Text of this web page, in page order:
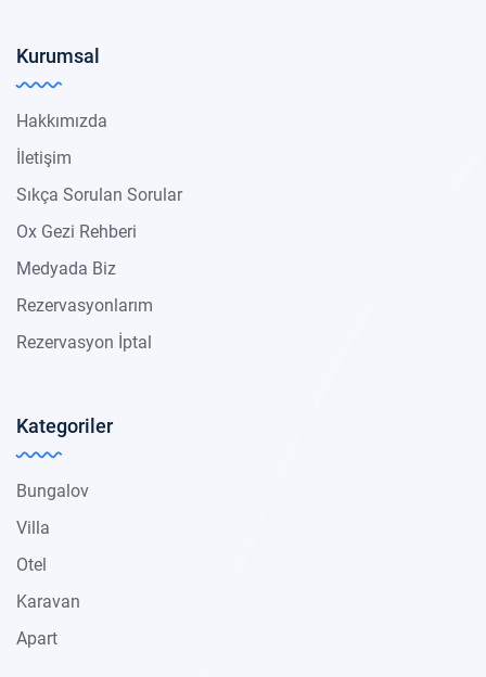
Kurumsal
Hakkımızda
İletişim
Sıkça Sorulan Sorular
Ox Gezi Rehberi
Medyada Biz
Rezervasyonlarım
Rezervasyon İptal
Kategoriler
Bungalov
Villa
Otel
Karavan
Apart